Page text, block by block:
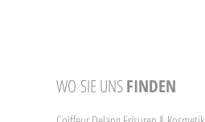
WO SIE UNSFINDEN